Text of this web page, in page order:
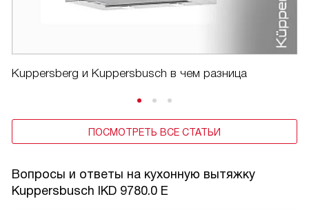
Kuppersberg и Kuppersbusch в чем разница
ПОСМОТРЕТЬ ВСЕ СТАТЬИ
Вопросы и ответы на кухонную вытяжку
Kuppersbusch IKD 9780.0 E